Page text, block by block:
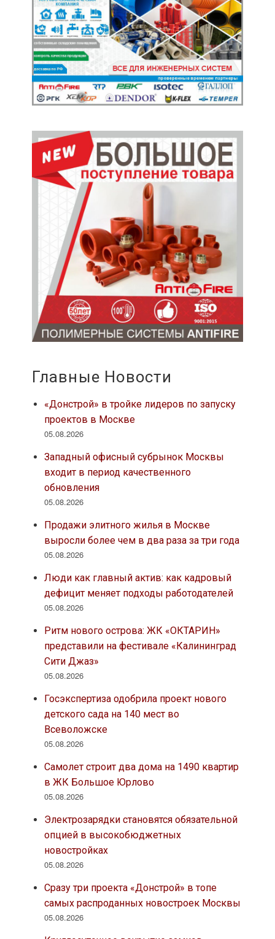
Главные Новости
«Донстрой» в тройке лидеров по запуску
проектов в Москве
05.08.2026
Западный офисный субрынок Москвы
входит в период качественного
обновления
05.08.2026
Продажи элитного жилья в Москве
выросли более чем в два раза за три года
05.08.2026
Люди как главный актив: как кадровый
дефицит меняет подходы работодателей
05.08.2026
Ритм нового острова: ЖК «ОКТАРИН»
представили на фестивале «Калининград
Сити Джаз»
05.08.2026
Госэкспертиза одобрила проект нового
детского сада на 140 мест во
Всеволожске
05.08.2026
Самолет строит два дома на 1490 квартир
в ЖК Большое Юрлово
05.08.2026
Электрозарядки становятся обязательной
опцией в высокобюджетных
новостройках
05.08.2026
Сразу три проекта «Донстрой» в топе
самых распроданных новостроек Москвы
05.08.2026